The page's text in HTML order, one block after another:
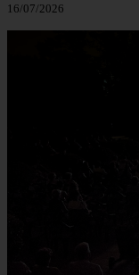
16/07/2026